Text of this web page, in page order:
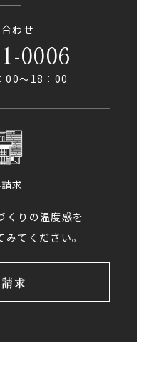
わせ
0006
00〜18：00
求
くりの温度感を
てください。
求